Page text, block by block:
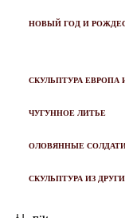
НОВЫЙ ГОД И
СКУЛЬПТУРА ЕВРОПА
ЧУГУННОЕ ЛИТЬЕ
ОЛОВЯННЫЕ
СКУЛЬПТУРА ИЗ